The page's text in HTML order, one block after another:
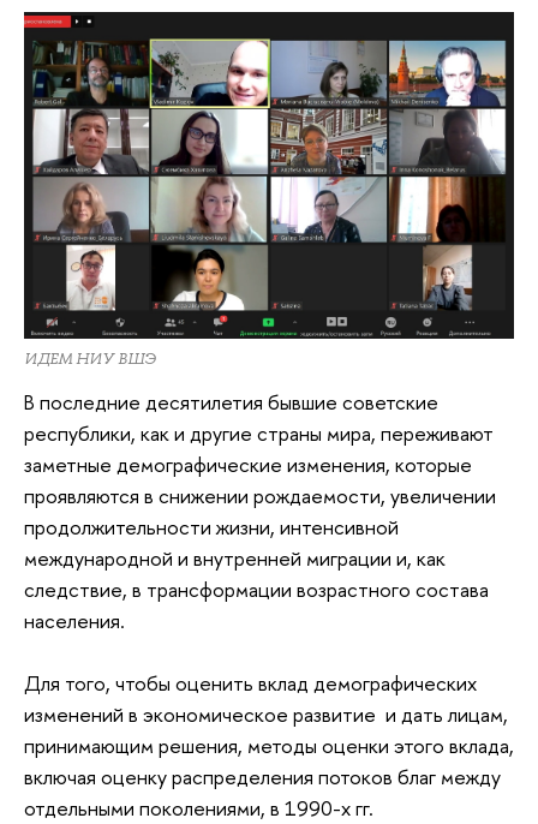
ИДЕМ НИУ ВШЭ
В последние десятилетия бывшие советские
республики, как и другие страны мира, переживают
заметные демографические изменения, которые
проявляются в снижении рождаемости, увеличении
продолжительности жизни, интенсивной
международной и внутренней миграции и, как
следствие, в трансформации возрастного состава
населения.
Для того, чтобы оценить вклад демографических
изменений в экономическое развитие и дать лицам,
принимающим решения, методы оценки этого вклада,
включая оценку распределения потоков благ между
отдельными поколениями, в 1990-х гг.